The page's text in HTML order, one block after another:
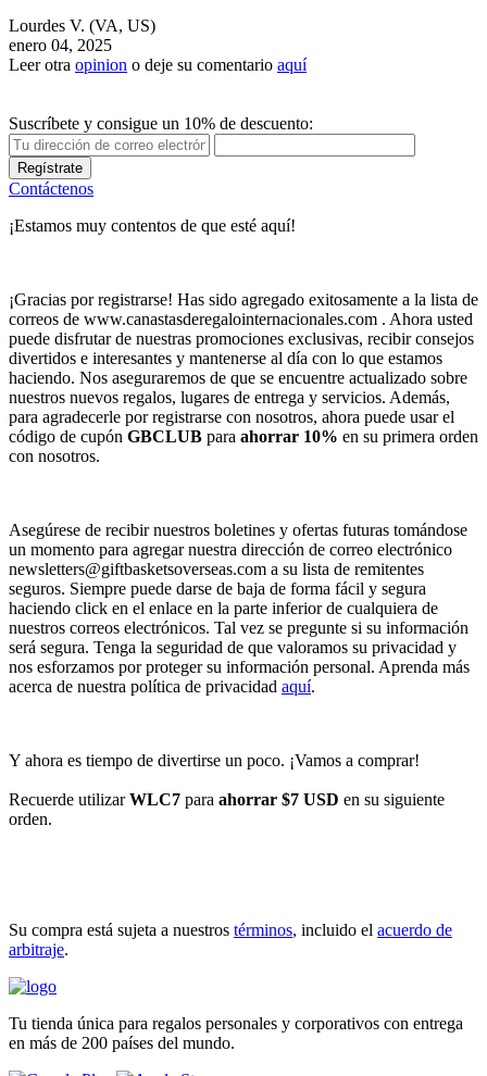
Lourdes V. (VA, US)
enero 04, 2025
Leer otra opinion o deje su comentario aquí
Suscríbete y consigue un 10% de descuento:
Regístrate
Contáctenos
¡Estamos muy contentos de que esté aquí!
¡Gracias por registrarse! Has sido agregado exitosamente a la lista de
correos de www.canastasderegalointernacionales.com . Ahora usted
puede disfrutar de nuestras promociones exclusivas, recibir consejos
divertidos e interesantes y mantenerse al día con lo que estamos
haciendo. Nos aseguraremos de que se encuentre actualizado sobre
nuestros nuevos regalos, lugares de entrega y servicios. Además,
para agradecerle por registrarse con nosotros, ahora puede usar el
código de cupón GBCLUB para ahorrar 10% en su primera orden
con nosotros.
Asegúrese de recibir nuestros boletines y ofertas futuras tomándose
un momento para agregar nuestra dirección de correo electrónico
newsletters@giftbasketsoverseas.com a su lista de remitentes
seguros. Siempre puede darse de baja de forma fácil y segura
haciendo click en el enlace en la parte inferior de cualquiera de
nuestros correos electrónicos. Tal vez se pregunte si su información
será segura. Tenga la seguridad de que valoramos su privacidad y
nos esforzamos por proteger su información personal. Aprenda más
acerca de nuestra política de privacidad aquí.
Y ahora es tiempo de divertirse un poco. ¡Vamos a comprar!
Recuerde utilizarWLC7 para ahorrar $7 USD en su siguiente
orden.
Su compra está sujeta a nuestros términos, incluido el acuerdo de
arbitraje.
Tu tienda única para regalos personales y corporativos con entrega
en más de 200 países del mundo.